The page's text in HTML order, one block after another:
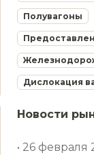
Полувагоны
Дислокация
Новости
• 26 февраля